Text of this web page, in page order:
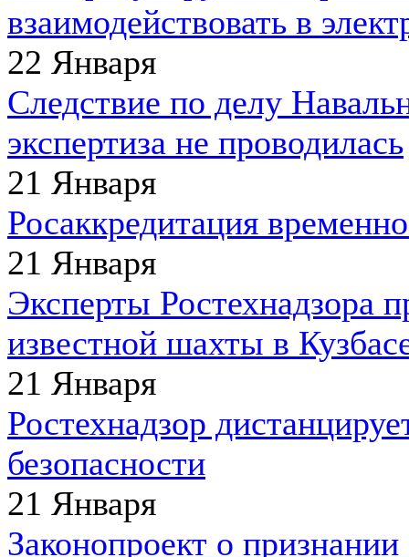
взаимодействовать в
22 Января
Следствие по делу
экспертиза не проводилась
21 Января
Росаккредитация
21 Января
Эксперты Ростехнадзора
известной шахты в
21 Января
Ростехнадзор
безопасности
21 Января
Законопроект о